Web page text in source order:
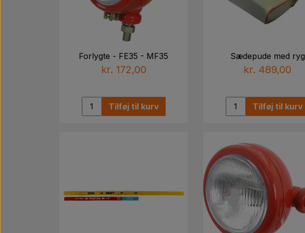
Forlygte - FE35 - MF35
kr. 172,00
Tilføj til kurv
Sædepude med ryg
kr. 489,00
Tilføj til kurv